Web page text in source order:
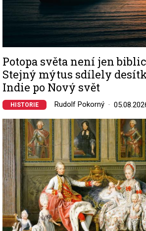
Potopa světa není jen
Stejný mýtus sdílely
Indie po Nový svět
HISTORIE Rudolf Pokorný
Image